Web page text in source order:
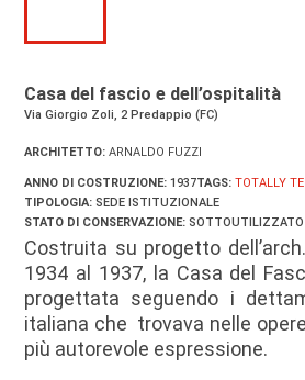
Casa del fascio e dell’ospitalità
Via Giorgio Zoli, 2 Predappio (FC)
ARCHITETTO: ARNALDO FUZZI
ANNO DI COSTRUZIONE: 1937
TIPOLOGIA: SEDE ISTITUZIONALE
STATO DI CONSERVAZIONE: SOTTOUTILIZZATO
TAGS:TOTALLY
Costruita su progetto
1934 al 1937, la Casa del
progettata seguendo i
italiana che trovava nelle
più autorevole espressione.